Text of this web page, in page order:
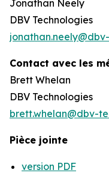
Jonathan Neely
DBV Technologies
Contact avec les
Brett Whelan
DBV Technologies
brett.whelan@dbv-
Pièce jointe
version PDF